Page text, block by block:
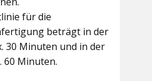
für die
beträgt in der
30 Minuten und in der
60 Minuten.